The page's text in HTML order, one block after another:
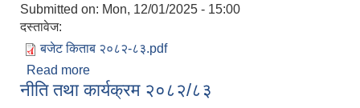
Submitted on: Mon, 12/01/2025 - 15:00
दस्तावेज:
बजेट किताब २०८२-८३.pdf
Read more
बजेट
नीति तथा कार्यक्रम २०८२/८३